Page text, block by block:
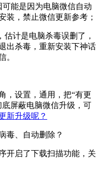
能是因为电脑微信自动
装，禁止微信更新参考；
计是电脑杀毒误删了，
出杀毒，重新安装下神话
。
，设置，通用，把“有更
屏蔽电脑微信升级，可
新升级呢？
毒、自动删除？
开启了下载扫描功能，关